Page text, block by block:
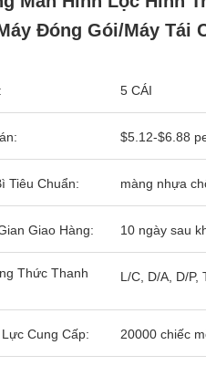
Đóng Gói/máy Tái
5 CÁI
$5.12-$6.88
Tiêu Chuẩn: màng nhựa
Giao Hàng: 10 ngày sau
Thức Thanh
L/C, D/A, D/P,
Cung Cấp: 20000 chiếc